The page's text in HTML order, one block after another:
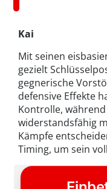
Kai
Mit seinen
gezielt
gegnerische
defensive Effekte
Kontrolle,
widerstandsfähig
Kämpfe
Timing, um sein